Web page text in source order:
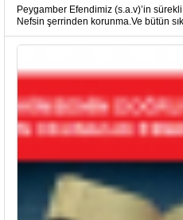
Peygamber Efendimiz (s.a.v)’in
Nefsin şerrinden korunma.Ve bütün